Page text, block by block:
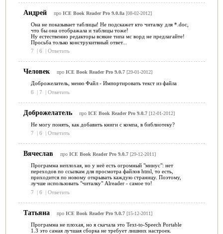
Андрей про ICE Book Reader Pro 9.0.8a[08-02-2012]
Она не показывает таблицы! Не подскажет кто читалку для *.doc,
что бы она отображала и таблицы тоже!
Ну естественно редакторы всякие типа мс ворд не предлагайте!
Просьба только конструкитвный ответ...
7
| 6 | Ответить
Человек про ICE Book Reader Pro 9.0.7[29-01-2012]
Доброжелатель, меню Файл - Импортировать текст из файла
6
| 7 | Ответить
Доброжелатель про ICE Book Reader Pro 9.0.7[12-01-2012]
Не могу понять, как добавить книги с компа, в библиотеку?
7
| 6 | Ответить
Вячеслав про ICE Book Reader Pro 9.0.7[29-12-2011]
Программа неплохая, но у неё есть огромный "минус": нет
переходов по ссылкам для просмотра файлов html, то есть,
приходится по новому открывать каждую страницу. Поэтому,
лучше использовать "читалку" Alreader - самое то!
7
| 6 | Ответить
Татьяна про ICE Book Reader Pro 9.0.7[15-12-2011]
Программа не плохая, но я скачала это Text-to-Speech Portable
1.3 это самая лучшая сборка не требует лишних настроек.